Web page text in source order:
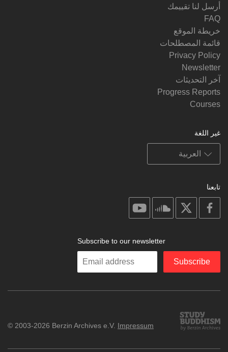
أرسل لنا تقييمك
FAQ
خريطة الموقع
قائمة المصطلحات
Privacy Policy
Newsletter
آخر التحديثات
Progress Reports
Courses
غير اللغة
تابعنا
facebook
soundcloud
Subscribe to our newsletter
Enter
Subscribe
Study
Buddhism
© 2003-2026 Berzin Archives e.V. Impressum